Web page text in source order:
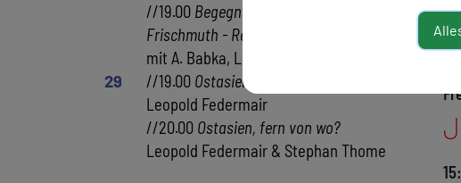
//19.00 Begegnungen mit Barbara
Frischmuth - Retrogranden aufgefrischt:
mit A. Babka, L. Hartl, E. Klar, M. Köhle
29
//19.00 Ostasien, fern von wo?
Leopold Federmair
//20.00 Ostasien, fern von wo?
Leopold Federmair & Stephan Thome